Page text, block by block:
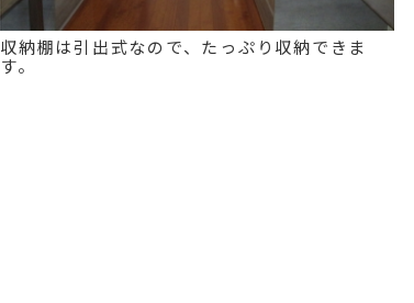
収納棚は引出式なので、たっぷり収納できま
す。